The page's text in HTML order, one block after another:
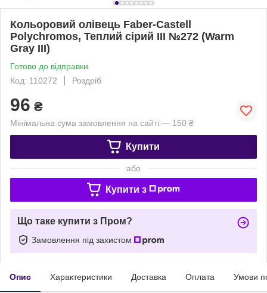
Кольоровий олівець Faber-Castell
Polychromos, Теплий сірий III №272 (Warm
Gray III)
Готово до відправки
Код: 110272
Роздріб
96 ₴
Мінімальна сума замовлення на сайті — 150 ₴
Купити
або
Купити з
Що таке купити з Пром?
Замовлення під захистом
Опис Характеристики Доставка Оплата Умови